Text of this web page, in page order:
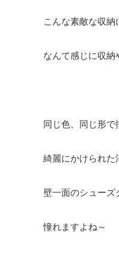
こんな素敵な収納
なんて感じに収
同じ色、同じ形で
綺麗にかけられた
壁一面のシューズ
憧れますよね～